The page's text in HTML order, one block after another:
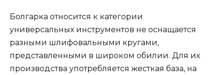
Болгарка относится к категории
универсальных инструментов не оснащается
разными шлифовальными кругами,
представленными в широком обилии. Для их
производства употребляется жесткая база, на